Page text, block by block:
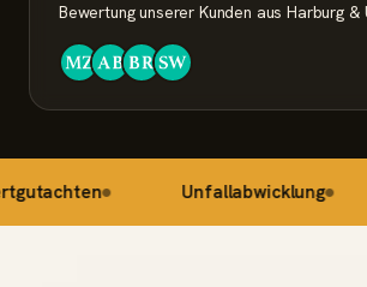
Bewertung unserer Kunden aus Harburg &
Unfallabwicklung